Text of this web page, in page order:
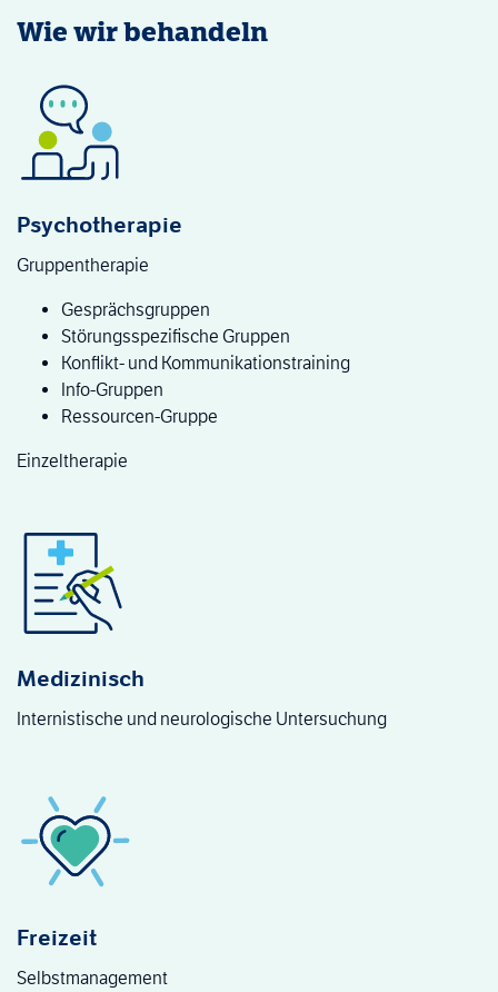
Wie wir behandeln
Psychotherapie
Gruppentherapie
Gesprächsgruppen
Störungsspezifische Gruppen
Konflikt- und Kommunikationstraining
Info-Gruppen
Ressourcen-Gruppe
Einzeltherapie
Medizinisch
Internistische und neurologische Untersuchung
Freizeit
Selbstmanagement